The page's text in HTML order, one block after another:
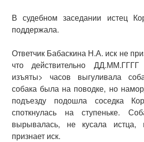
В судебном заседании истец
поддержала.
Ответчик Бабаскина Н.А. иск не
что действительно
изъяты> часов выгуливала
собака была на поводке, но
подъезду подошла соседка
споткнулась на ступеньке.
вырывалась, не кусала истца,
признает иск.